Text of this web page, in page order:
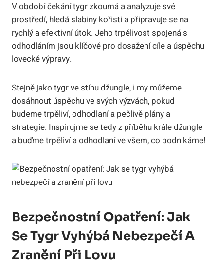
V období čekání tygr zkoumá a analyzuje své
prostředí, hledá slabiny kořisti a připravuje se na
rychlý a efektivní útok. Jeho trpělivost spojená s
odhodláním jsou klíčové pro dosažení cíle a úspěchu
lovecké výpravy.
Stejně jako tygr ve stínu džungle, i my můžeme
dosáhnout úspěchu ve svých výzvách, pokud
budeme trpěliví, odhodlaní a pečlivě plány a
strategie. Inspirujme se tedy z příběhu krále džungle
a buďme trpěliví a odhodlaní ve všem, co podnikáme!
Bezpečnostní Opatření: Jak
Se Tygr Vyhýbá Nebezpečí A
Zranění Při Lovu